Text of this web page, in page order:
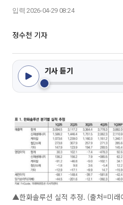
입력 2026-04-29 08:24
정수천 기자
기사 듣기
▲한화솔루션 실적 추정. (출처=미래